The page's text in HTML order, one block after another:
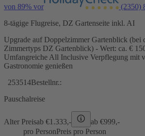
von 89% vor (2350)
8-tägige Flugreise, DZ Gartenseite inkl. AI
Upgrade auf Doppelzimmer Gartenblick (bei
Zimmertyps DZ Gartenblick) - Wert: ca. €
Umfangreiche All Inclusive Verpflegung mit
Gastronomie genießen
253514Bestellnr.:
Pauschalreise
Alter Preisab €1.333,- ab €999,-
pro PersonPreis pro Person